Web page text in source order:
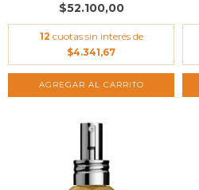
$52.100,00
12 cuotas sin interés de
$4.341,67